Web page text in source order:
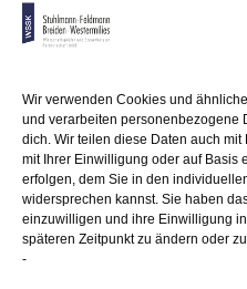
Wir verwenden Cookies und
und verarbeiten personenbezogene
dich. Wir teilen diese Daten auch
mit Ihrer Einwilligung oder auf Basis
erfolgen, dem Sie in den
widersprechen kannst. Sie haben
einzuwilligen und ihre Einwilligung
späteren Zeitpunkt zu ändern oder
-
Dazu äußert sich das
vom 14.12.2018 wie folgt:
Fällen anzuwenden,
in denen gegen eine
eingelegt wurde.
Unerheblich ist dabei, zu
Besteuerungszeitraum
die Zinsen festgesetzt wurden.
Angesichts der bisherigen